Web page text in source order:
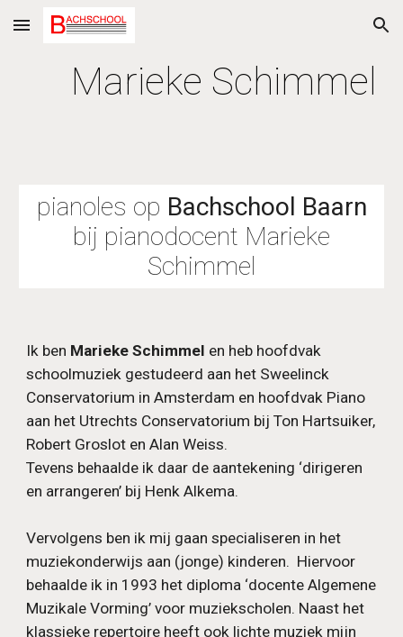
Skip to main content Skip to navigation
Marieke Schimmel
pianoles op Bachschool Baarn
bij pianodocent Marieke
Schimmel
Ik ben Marieke Schimmel en heb hoofdvak
schoolmuziek gestudeerd aan het Sweelinck
Conservatorium in Amsterdam en hoofdvak Piano
aan het Utrechts Conservatorium bij Ton Hartsuiker,
Robert Groslot en Alan Weiss.
Tevens behaalde ik daar de aantekening ‘dirigeren
en arrangeren’ bij Henk Alkema.
Vervolgens ben ik mij gaan specialiseren in het
muziekonderwijs aan (jonge) kinderen. Hiervoor
behaalde ik in 1993 het diploma ‘docente Algemene
Muzikale Vorming’ voor muziekscholen. Naast het
klassieke repertoire heeft ook lichte muziek mijn